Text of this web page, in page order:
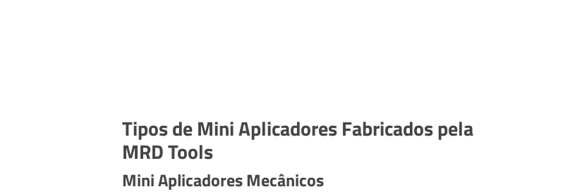
Tipos de Mini Aplicadores Fabricados pela
MRD Tools
Mini Aplicadores Mecânicos